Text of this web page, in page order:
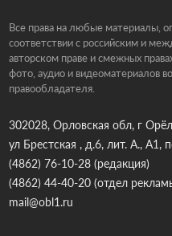
Все права на любые материалы,
соответствии с российским и
авторском праве и смежных
фото, аудио и видеоматериалов
правообладателя.
302028, Орловская обл, г
ул Брестская , д.6, лит. А., А1,
(4862) 76-10-28(редакция)
(4862) 44-40-20(отдел
mail@obl1.ru